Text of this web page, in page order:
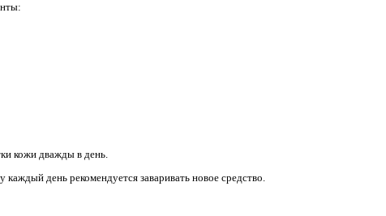
кожи дважды в день.
день рекомендуется заваривать новое средство.